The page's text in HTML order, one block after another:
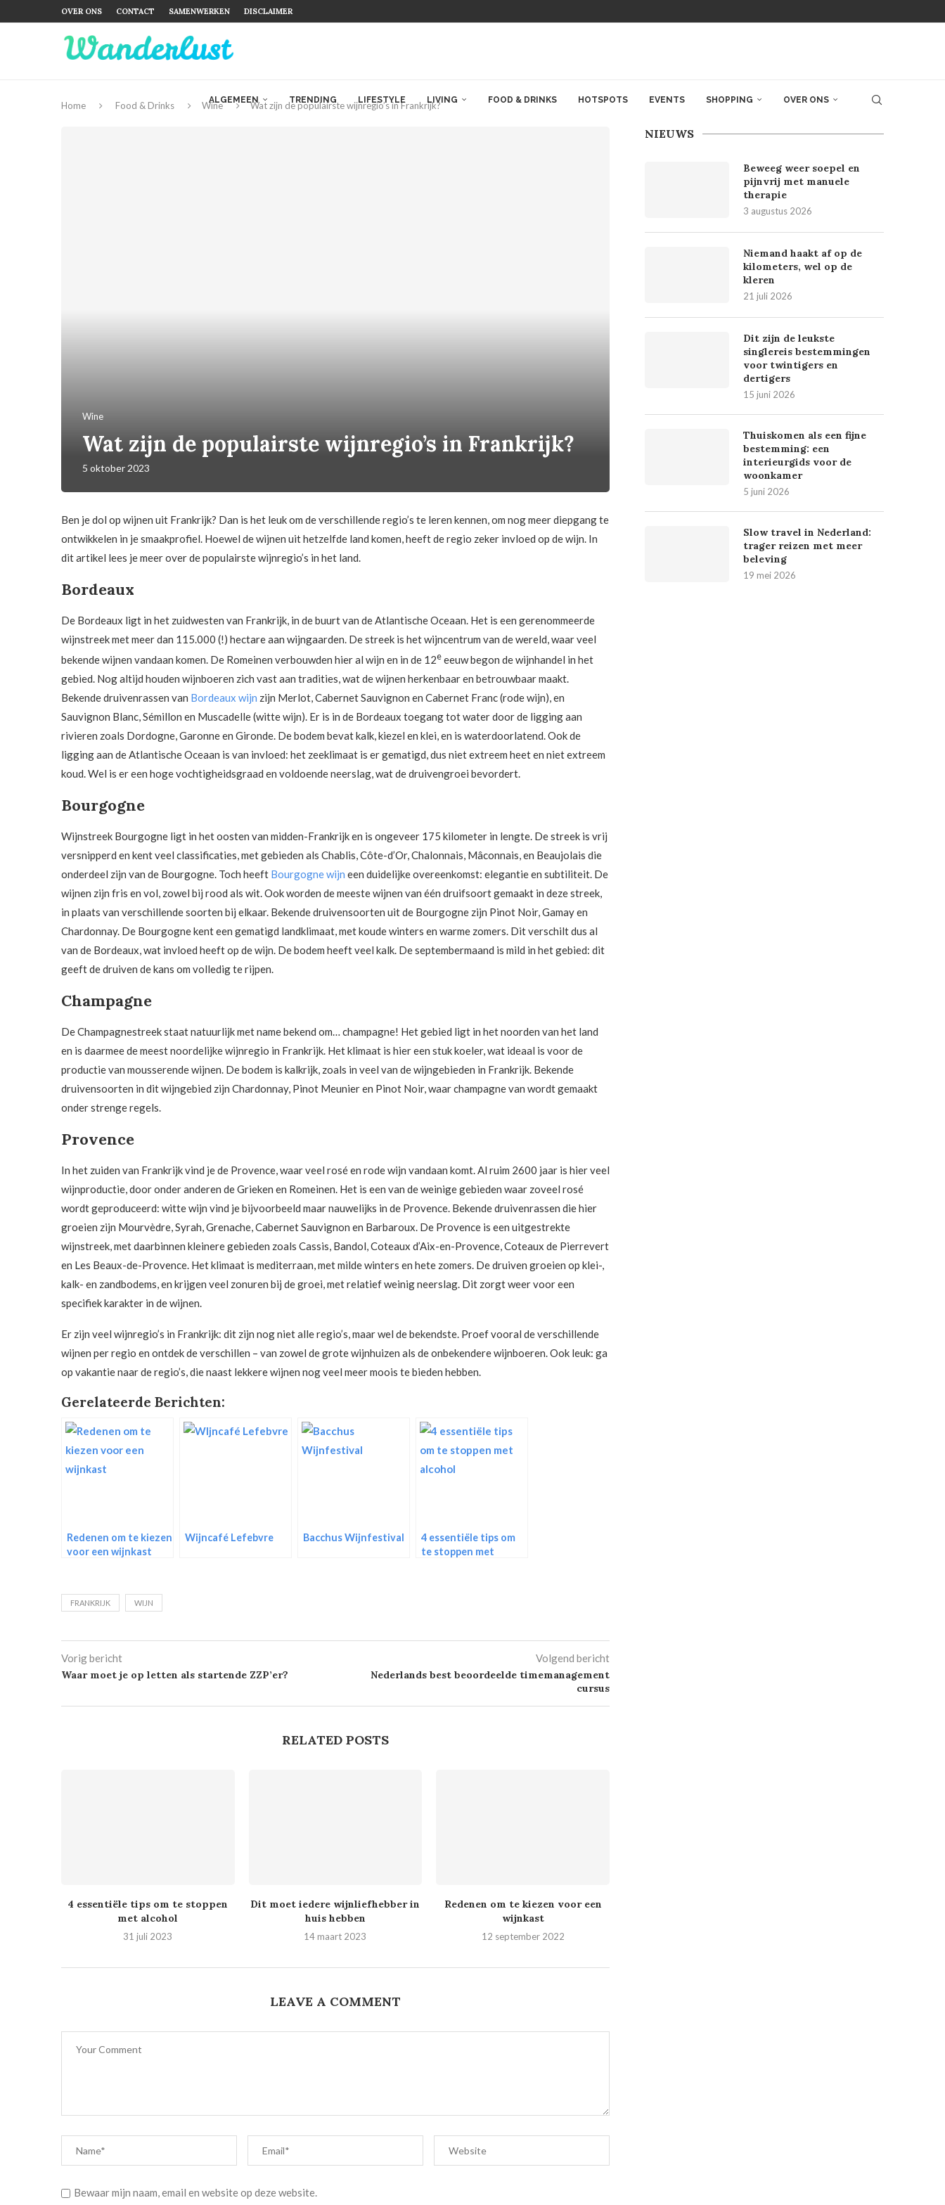
OVER ONS CONTACT SAMENWERKEN DISCLAIMER
ALGEMEEN TRENDING LIFESTYLE LIVING FOOD & DRINKS HOTSPOTS EVENTS SHOPPING OVER ONS
Home Food & Drinks Wine Wat zijn de populairste wijnregio’s in Frankrijk?
Wine
Wat zijn de populairste wijnregio’s in Frankrijk?
5 oktober 2023
Ben je dol op wijnen uit Frankrijk? Dan is het leuk om de verschillende regio’s te leren kennen, om nog meer diepgang te
ontwikkelen in je smaakprofiel. Hoewel de wijnen uit hetzelfde land komen, heeft de regio zeker invloed op de wijn. In
dit artikel lees je meer over de populairste wijnregio’s in het land.
Bordeaux
De Bordeaux ligt in het zuidwesten van Frankrijk, in de buurt van de Atlantische Oceaan. Het is een gerenommeerde
wijnstreek met meer dan 115.000 (!) hectare aan wijngaarden. De streek is het wijncentrum van de wereld, waar veel
bekende wijnen vandaan komen. De Romeinen verbouwden hier al wijn en in de 12e eeuw begon de wijnhandel in het
gebied. Nog altijd houden wijnboeren zich vast aan tradities, wat de wijnen herkenbaar en betrouwbaar maakt.
Bekende druivenrassen van Bordeaux wijn zijn Merlot, Cabernet Sauvignon en Cabernet Franc (rode wijn), en
Sauvignon Blanc, Sémillon en Muscadelle (witte wijn). Er is in de Bordeaux toegang tot water door de ligging aan
rivieren zoals Dordogne, Garonne en Gironde. De bodem bevat kalk, kiezel en klei, en is waterdoorlatend. Ook de
ligging aan de Atlantische Oceaan is van invloed: het zeeklimaat is er gematigd, dus niet extreem heet en niet extreem
koud. Wel is er een hoge vochtigheidsgraad en voldoende neerslag, wat de druivengroei bevordert.
Bourgogne
Wijnstreek Bourgogne ligt in het oosten van midden-Frankrijk en is ongeveer 175 kilometer in lengte. De streek is vrij
versnipperd en kent veel classificaties, met gebieden als Chablis, Côte-d’Or, Chalonnais, Mâconnais, en Beaujolais die
onderdeel zijn van de Bourgogne. Toch heeft Bourgogne wijn een duidelijke overeenkomst: elegantie en subtiliteit. De
wijnen zijn fris en vol, zowel bij rood als wit. Ook worden de meeste wijnen van één druifsoort gemaakt in deze streek,
in plaats van verschillende soorten bij elkaar. Bekende druivensoorten uit de Bourgogne zijn Pinot Noir, Gamay en
Chardonnay. De Bourgogne kent een gematigd landklimaat, met koude winters en warme zomers. Dit verschilt dus al
van de Bordeaux, wat invloed heeft op de wijn. De bodem heeft veel kalk. De septembermaand is mild in het gebied: dit
geeft de druiven de kans om volledig te rijpen.
Champagne
De Champagnestreek staat natuurlijk met name bekend om… champagne! Het gebied ligt in het noorden van het land
en is daarmee de meest noordelijke wijnregio in Frankrijk. Het klimaat is hier een stuk koeler, wat ideaal is voor de
productie van mousserende wijnen. De bodem is kalkrijk, zoals in veel van de wijngebieden in Frankrijk. Bekende
druivensoorten in dit wijngebied zijn Chardonnay, Pinot Meunier en Pinot Noir, waar champagne van wordt gemaakt
onder strenge regels.
Provence
In het zuiden van Frankrijk vind je de Provence, waar veel rosé en rode wijn vandaan komt. Al ruim 2600 jaar is hier veel
wijnproductie, door onder anderen de Grieken en Romeinen. Het is een van de weinige gebieden waar zoveel rosé
wordt geproduceerd: witte wijn vind je bijvoorbeeld maar nauwelijks in de Provence. Bekende druivenrassen die hier
groeien zijn Mourvèdre, Syrah, Grenache, Cabernet Sauvignon en Barbaroux. De Provence is een uitgestrekte
wijnstreek, met daarbinnen kleinere gebieden zoals Cassis, Bandol, Coteaux d’Aix-en-Provence, Coteaux de Pierrevert
en Les Beaux-de-Provence. Het klimaat is mediterraan, met milde winters en hete zomers. De druiven groeien op klei-,
kalk- en zandbodems, en krijgen veel zonuren bij de groei, met relatief weinig neerslag. Dit zorgt weer voor een
specifiek karakter in de wijnen.
Er zijn veel wijnregio’s in Frankrijk: dit zijn nog niet alle regio’s, maar wel de bekendste. Proef vooral de verschillende
wijnen per regio en ontdek de verschillen – van zowel de grote wijnhuizen als de onbekendere wijnboeren. Ook leuk: ga
op vakantie naar de regio’s, die naast lekkere wijnen nog veel meer moois te bieden hebben.
Gerelateerde Berichten:
Redenen om te kiezen
voor een wijnkast
Wijncafé Lefebvre Bacchus Wijnfestival
4 essentiële tips om
te stoppen met
FRANKRIJK WIJN
Vorig bericht
Waar moet je op letten als startende ZZP’er?
Volgend bericht
Nederlands best beoordeelde timemanagement
cursus
RELATED POSTS
4 essentiële tips om te stoppen
met alcohol
31 juli 2023
Dit moet iedere wijnliefhebber in
huis hebben
14 maart 2023
Redenen om te kiezen voor een
wijnkast
12 september 2022
LEAVE A COMMENT
Bewaar mijn naam, email en website op deze website.
NIEUWS
Beweeg weer soepel en
pijnvrij met manuele
therapie
3 augustus 2026
Niemand haakt af op de
kilometers, wel op de
kleren
21 juli 2026
Dit zijn de leukste
singlereis bestemmingen
voor twintigers en
dertigers
15 juni 2026
Thuiskomen als een fijne
bestemming: een
interieurgids voor de
woonkamer
5 juni 2026
Slow travel in Nederland:
trager reizen met meer
beleving
19 mei 2026